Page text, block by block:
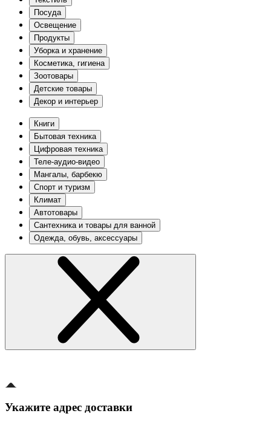
Посуда
Освещение
Продукты
Уборка и хранение
Косметика, гигиена
Зоотовары
Детские товары
Декор и интерьер
Книги
Бытовая техника
Цифровая техника
Теле-аудио-видео
Мангалы, барбекю
Спорт и туризм
Климат
Автотовары
Сантехника и товары для ванной
Одежда, обувь, аксессуары
Укажите адрес доставки